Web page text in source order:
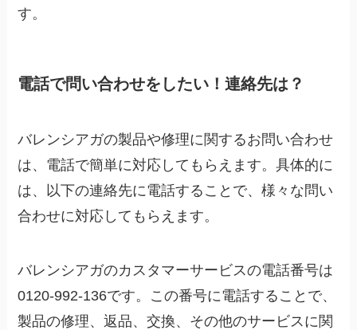
す。
電話で問い合わせをしたい！連絡先は？
バレンシアガの製品や修理に関するお問い合わせ
は、電話で簡単に対応してもらえます。具体的に
は、以下の連絡先に電話することで、様々な問い
合わせに対応してもらえます。
バレンシアガのカスタマーサービスの電話番号は
0120-992-136です。 この番号に電話することで、
製品の修理、返品、交換、その他のサービスに関